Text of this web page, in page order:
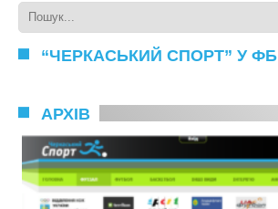
“ЧЕРКАСЬКИЙ СПОРТ” У ФБ
АРХІВ